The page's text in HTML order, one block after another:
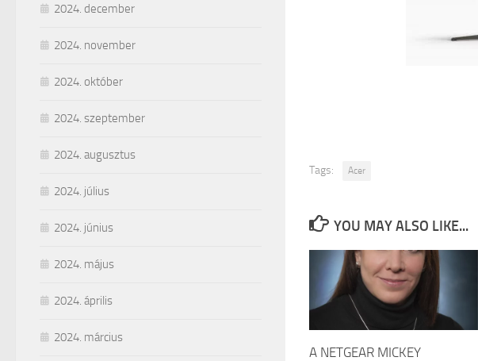
Tags: Acer
YOU MAY ALSO LIKE...
A NETGEAR MICKEY
2024. december
2024. november
2024. október
2024. szeptember
2024. augusztus
2024. július
2024. június
2024. május
2024. április
2024. március